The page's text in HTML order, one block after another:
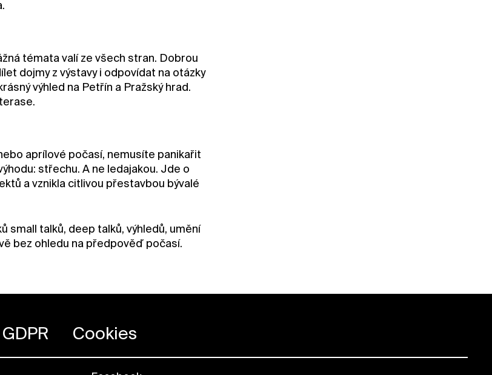
témata valí ze všech stran. Dobrou
dojmy z výstavy i odpovídat na otázky
výhled na Petřín a Pražský hrad.
aprílové počasí, nemusíte panikařit
střechu. A ne ledajakou. Jde o
a vznikla citlivou přestavbou bývalé
small talků, deep talků, výhledů, umění
bez ohledu na předpověď počasí.
GDPR Cookies